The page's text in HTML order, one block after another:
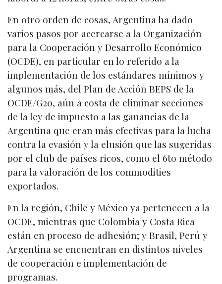
En otro orden de cosas, Argentina ha dado
varios pasos por acercarse a la Organización
para la Cooperación y Desarrollo Económico
(OCDE), en particular en lo referido a la
implementación de los estándares mínimos y
algunos más, del Plan de Acción BEPS de la
OCDE/G20, aún a costa de eliminar secciones
de la ley de impuesto a las ganancias de la
Argentina que eran más efectivas para la lucha
contra la evasión y la elusión que las sugeridas
por el club de países ricos, como el 6to método
para la valoración de los commodities
exportados.
En la región, Chile y México ya pertenecen a la
OCDE, mientras que Colombia y Costa Rica
están en proceso de adhesión; y Brasil, Perú y
Argentina se encuentran en distintos niveles
de cooperación e implementación de
programas.